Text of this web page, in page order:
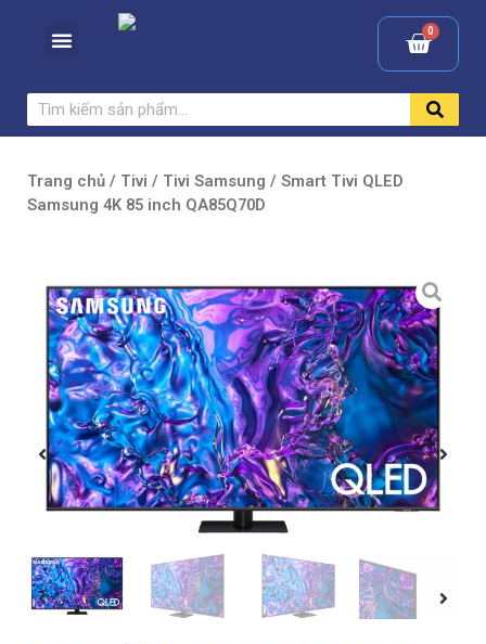
Trang chủ / Tivi / Tivi Samsung / Smart Tivi QLED
Samsung 4K 85 inch QA85Q70D